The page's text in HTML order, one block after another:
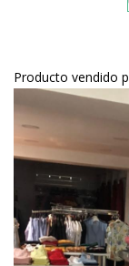
Producto vendido